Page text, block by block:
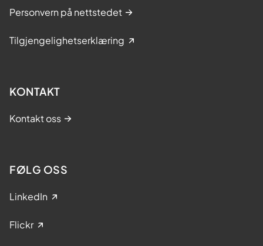
Personvern på nettstedet
Tilgjengelighetserklæring
KONTAKT
Kontakt oss
FØLG OSS
LinkedIn
Flickr